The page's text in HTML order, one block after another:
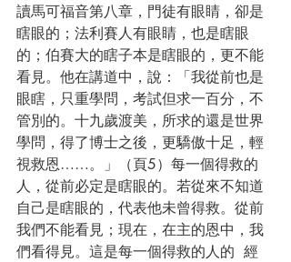
讀馬可福音第八章，門徒有眼睛，卻是
瞎眼的；法利賽人有眼睛，也是瞎眼
的；伯賽大的瞎子本是瞎眼的，更不能
看見。他在講道中，說：「我從前也是
眼瞎，只重學問，考試但求一百分，不
管別的。十九歲渡美，所求的還是世界
學問，得了博士之後，更驕傲十足，輕
視救恩……。」（頁5）每一個得救的
人，從前必定是瞎眼的。若從來不知道
自己是瞎眼的，代表他未曾得救。從前
我們不能看見；現在，在主的恩中，我
們看得見。這是每一個得救的人的  經